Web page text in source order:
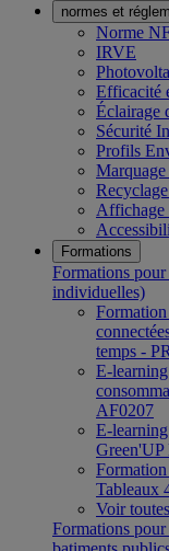
normes et
Norme
IRVE
Efficacité
Éclairage
Sécurité
Profils
Affichage
Formations
Formations pour
individuelles)
temps -
E-
AF0207
E-
Tableaux
Voir
Formations pour